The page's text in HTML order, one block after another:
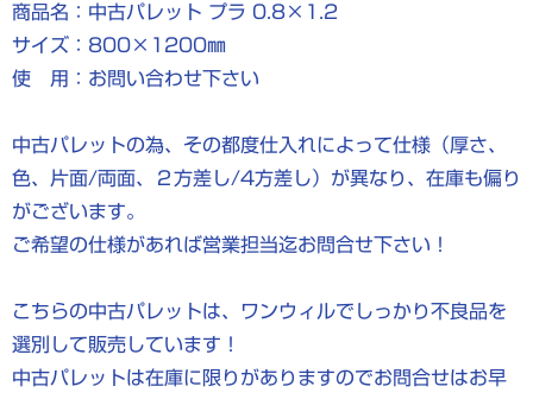
商品名：中古パレット プラ 0.8×1.2
サイズ：800×1200㎜
使 用：お問い合わせ下さい
中古パレットの為、その都度仕入れによって仕様（厚さ、
色、片面/両面、２方差し/4方差し）が異なり、在庫も偏り
がございます。
ご希望の仕様があれば営業担当迄お問合せ下さい！
こちらの中古パレットは、ワンウィルでしっかり不良品を
選別して販売しています！
中古パレットは在庫に限りがありますのでお問合せはお早